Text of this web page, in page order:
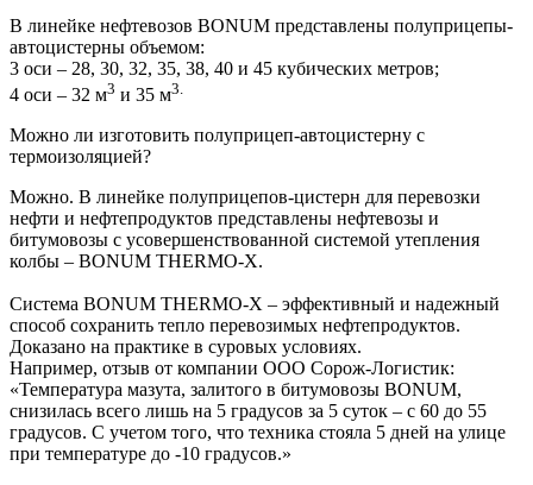
В линейке нефтевозов BONUM представлены полуприцепы-
автоцистерны объемом:
3 оси – 28, 30, 32, 35, 38, 40 и 45 кубических метров;
4 оси – 32 м3 и 35 м3.
Можно ли изготовить полуприцеп-автоцистерну с
термоизоляцией?
Можно. В линейке полуприцепов-цистерн для перевозки
нефти и нефтепродуктов представлены нефтевозы и
битумовозы с усовершенствованной системой утепления
колбы – BONUM THERMO-X.
Система BONUM THERMO-X – эффективный и надежный
способ сохранить тепло перевозимых нефтепродуктов.
Доказано на практике в суровых условиях.
Например, отзыв от компании ООО Сорож-Логистик:
«Температура мазута, залитого в битумовозы BONUM,
снизилась всего лишь на 5 градусов за 5 суток – с 60 до 55
градусов. С учетом того, что техника стояла 5 дней на улице
при температуре до -10 градусов.»